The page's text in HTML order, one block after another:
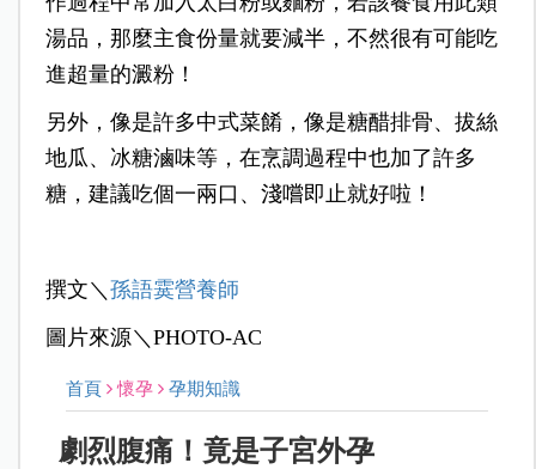
湯品，那麼主食份量就要減半，不然很有可能吃
進超量的澱粉！
另外，像是許多中式菜餚，像是糖醋排骨、拔絲
地瓜、冰糖滷味等，在烹調過程中也加了許多
糖，建議吃個一兩口、淺嚐即止就好啦！
撰文＼ 孫語霙營養師
圖片來源＼PHOTO-AC
首頁 懷孕 孕期知識
劇烈腹痛！竟是子宮外孕